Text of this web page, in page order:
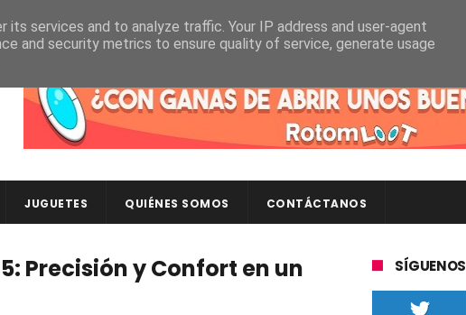
JUGUETES QUIÉNES SOMOS CONTÁCTANOS
Precisión y Confort en un
SÍGUENOS
services and to analyze traffic. Your IP address and user-agent
and security metrics to ensure quality of service, generate usage